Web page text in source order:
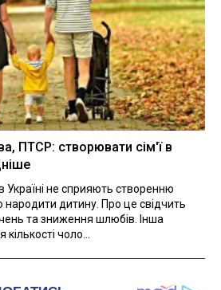
ПТСР: створювати сім'ї в
в Україні не сприяють створенню
народити дитину. Про це свідчить
та зниження шлюбів. Інша
чоло...